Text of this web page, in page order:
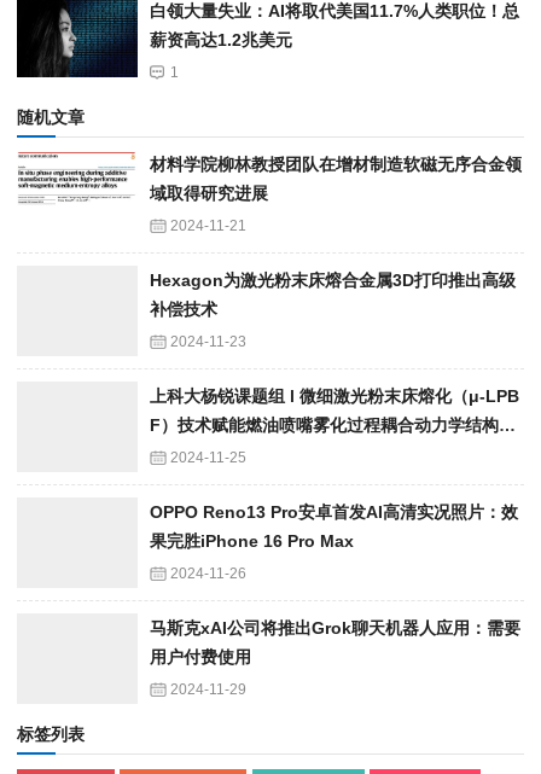
白领大量失业：AI将取代美国11.7%人类职位！总
薪资高达1.2兆美元
1
随机文章
材料学院柳林教授团队在增材制造软磁无序合金领
域取得研究进展
2024-11-21
Hexagon为激光粉末床熔合金属3D打印推出高级
补偿技术
2024-11-23
上科大杨锐课题组 l 微细激光粉末床熔化（μ-LPB
F）技术赋能燃油喷嘴雾化过程耦合动力学结构优
化 2024-11-25
OPPO Reno13 Pro安卓首发AI高清实况照片：效
果完胜iPhone 16 Pro Max
2024-11-26
马斯克xAI公司将推出Grok聊天机器人应用：需要
用户付费使用
2024-11-29
标签列表